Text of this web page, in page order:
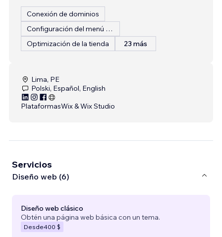
Conexión de dominios
Configuración del menú del restaurante
Optimización de la tienda
23 más
Lima, PE
Polski, Español, English
PlataformasWix & Wix Studio
Servicios
Diseño web (6)
Diseño web clásico
Obtén una página web básica con un tema.
Desde400 $